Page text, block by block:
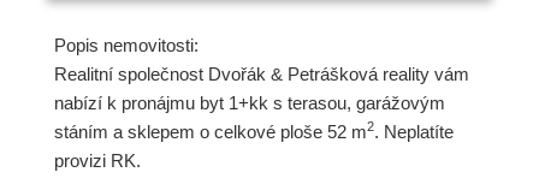
Popis nemovitosti:
Realitní společnost Dvořák & Petrášková reality vám
nabízí k pronájmu byt 1+kk s terasou, garážovým
stáním a sklepem o celkové ploše 52 m2. Neplatíte
provizi RK.